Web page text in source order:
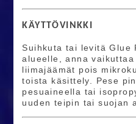
KÄYTTÖVINKKI
Suihkuta tai levitä Glue
alueelle, anna
liimajäämät pois
toista käsittely. Pese
pesuaineella tai
uuden teipin tai suojan